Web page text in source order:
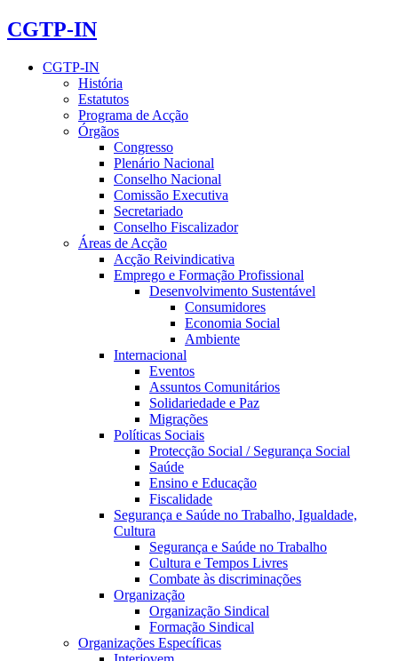
CGTP-IN
CGTP-IN
História
Estatutos
Programa de Acção
Órgãos
Congresso
Plenário Nacional
Conselho Nacional
Comissão Executiva
Secretariado
Conselho Fiscalizador
Áreas de Acção
Acção Reivindicativa
Emprego e Formação Profissional
Desenvolvimento Sustentável
Consumidores
Economia Social
Ambiente
Internacional
Eventos
Assuntos Comunitários
Solidariedade e Paz
Migrações
Políticas Sociais
Protecção Social / Segurança Social
Saúde
Ensino e Educação
Fiscalidade
Segurança e Saúde no Trabalho, Igualdade,
Cultura
Segurança e Saúde no Trabalho
Cultura e Tempos Livres
Combate às discriminações
Organização
Organização Sindical
Formação Sindical
Organizações Específicas